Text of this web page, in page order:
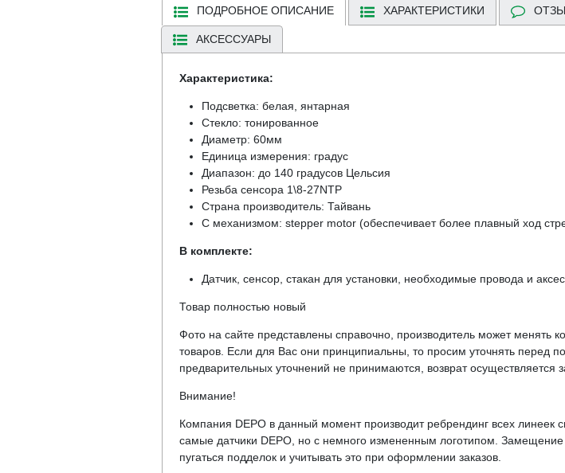
ПОДРОБНОЕ ОПИСАНИЕ ХАРАКТЕРИСТИКИ
АКСЕССУАРЫ
Характеристика:
Подсветка: белая, янтарная
Стекло: тонированное
Диаметр: 60мм
Единица измерения: градус
Диапазон: до 140 градусов Цельсия
Резьба сенсора 1\8-27NTP
Страна производитель: Тайвань
С механизмом: stepper motor (обеспечивает более плавный ход
В комплекте:
Датчик, сенсор, стакан для установки, необходимые провода и
Товар полностью новый
Фото на сайте представлены справочно, производитель может менять
товаров. Если для Вас они принципиальны, то просим уточнять перед
предварительных уточнений не принимаются, возврат осуществляется
Внимание!
Компания DEPO в данный момент производит ребрендинг всех линеек
самые датчики DEPO, но с немного измененным логотипом.
пугаться подделок и учитывать это при оформлении заказов.